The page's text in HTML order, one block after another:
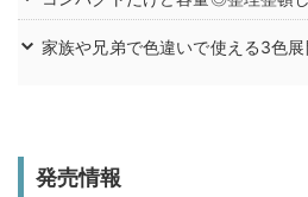
家族や兄弟で色違いで使える3色展
発売情報